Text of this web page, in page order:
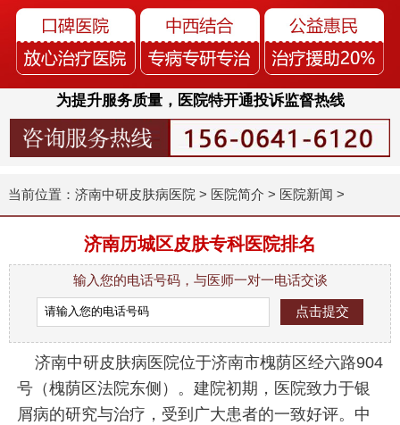
为提升服务质量，医院特开通投诉监督热线
当前位置： 济南中研皮肤病医院 > 医院简介 > 医院新闻 >
济南历城区皮肤专科医院排名
输入您的电话号码，与医师一对一电话交谈
济南中研皮肤病医院位于济南市槐荫区经六路904
号（槐荫区法院东侧）。建院初期，医院致力于银
屑病的研究与治疗，受到广大患者的一致好评。中